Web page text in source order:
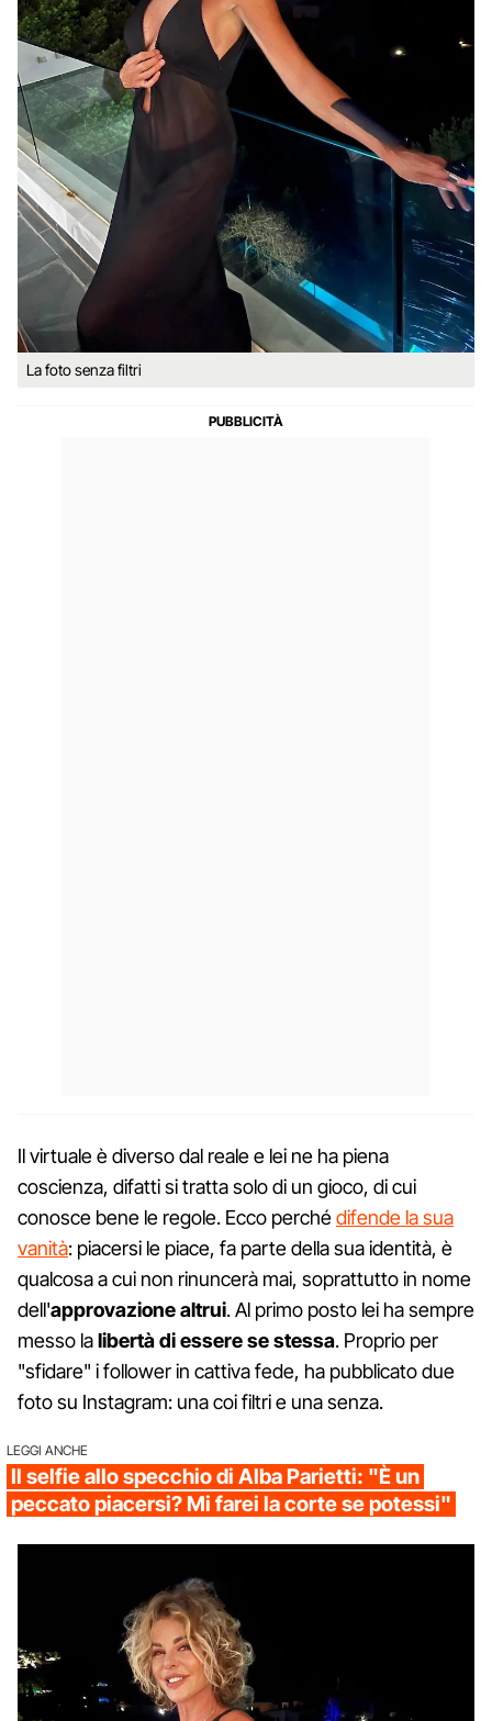
La foto senza filtri
Il virtuale è diverso dal reale e lei ne ha piena
coscienza, difatti si tratta solo di un gioco, di cui
conosce bene le regole. Ecco perchédifende la sua
vanità: piacersi le piace, fa parte della sua identità, è
qualcosa a cui non rinuncerà mai, soprattutto in nome
dell'approvazione altrui. Al primo posto lei ha sempre
messo lalibertà di essere se stessa. Proprio per
"sfidare" i follower in cattiva fede, ha pubblicato due
foto su Instagram: una coi filtri e una senza.
LEGGI ANCHE
Il selfie allo specchio di Alba Parietti: "È un
peccato piacersi? Mi farei la corte se potessi"